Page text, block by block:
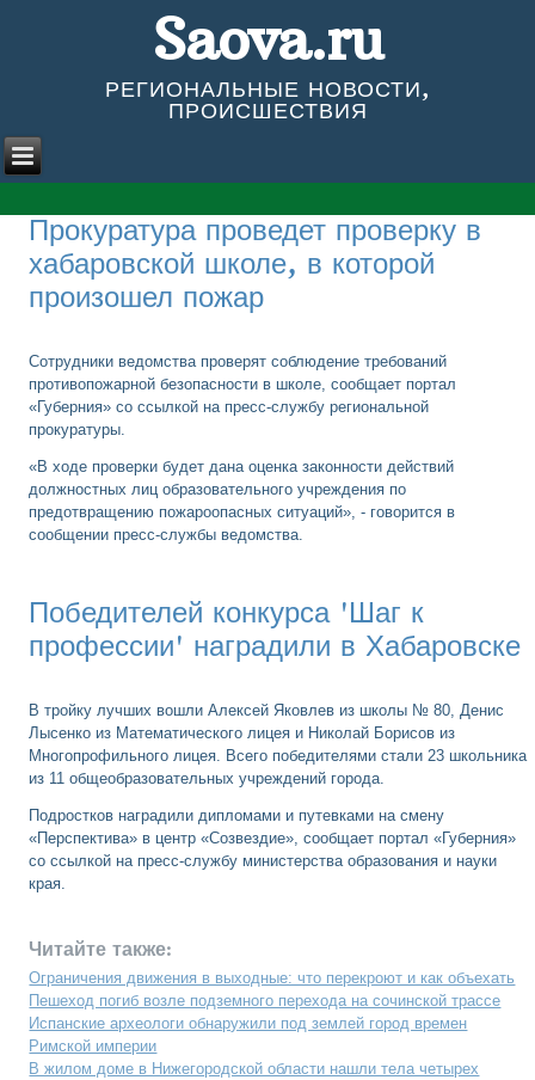
Saova.ru
РЕГИОНАЛЬНЫЕ НОВОСТИ,
ПРОИСШЕСТВИЯ
Прокуратура проведет проверку в
хабаровской школе, в которой
произошел пожар
Сотрудники ведомства проверят соблюдение требований
противопожарной безопасности в школе, сообщает портал
«Губерния» со ссылкой на пресс-службу региональной
прокуратуры.
«В ходе проверки будет дана оценка законности действий
должностных лиц образовательного учреждения по
предотвращению пожароопасных ситуаций», - говорится в
сообщении пресс-службы ведомства.
Победителей конкурса 'Шаг к
профессии' наградили в Хабаровске
В тройку лучших вошли Алексей Яковлев из школы № 80, Денис
Лысенко из Математического лицея и Николай Борисов из
Многопрофильного лицея. Всего победителями стали 23 школьника
из 11 общеобразовательных учреждений города.
Подростков наградили дипломами и путевками на смену
«Перспектива» в центр «Созвездие», сообщает портал «Губерния»
со ссылкой на пресс-службу министерства образования и науки
края.
Читайте также:
Ограничения движения в выходные: что перекроют и как объехать
Пешеход погиб возле подземного перехода на сочинской трассе
Испанские археологи обнаружили под землей город времен
Римской империи
В жилом доме в Нижегородской области нашли тела четырех